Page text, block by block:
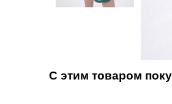
С этим товаром